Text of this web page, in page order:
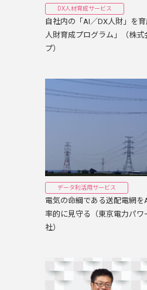
DX人材育成サービス
自社内の「AI／DX人財」を
人財育成プログラム」（株式
プ）
データ利活用サービス
電気の命綱である送配電網
率的に見守る（東京電力パワ
社）